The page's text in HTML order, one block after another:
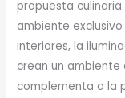
propuesta
ambiente
interiores, la
crean un
complementa a la